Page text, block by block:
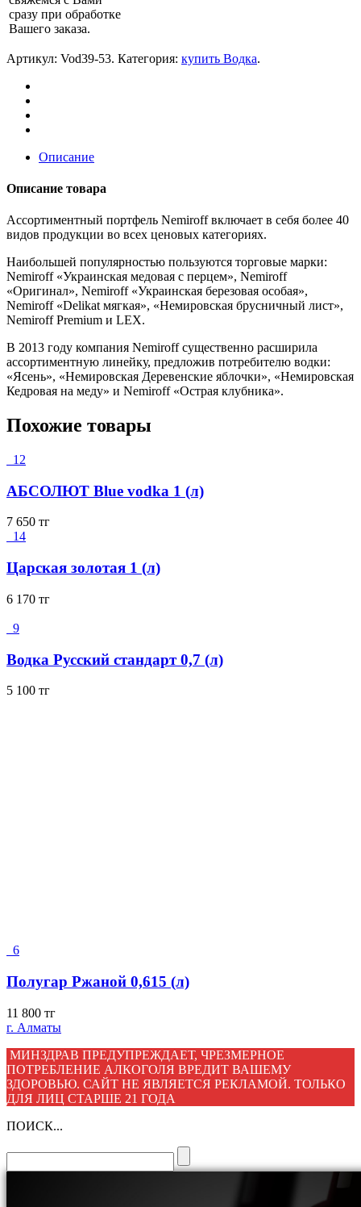
сразу при обработке
Вашего заказа.
Артикул: Vod39-53. Категория: купить Водка.
Описание
Описание товара
Ассортиментный портфель Nemiroff включает в себя более 40
видов продукции во всех ценовых категориях.
Наибольшей популярностью пользуются торговые марки:
Nemiroff «Украинская медовая с перцем», Nemiroff
«Оригинал», Nemiroff «Украинская березовая особая»,
Nemiroff «Delikat мягкая», «Немировская брусничный лист»,
Nemiroff Premium и LEX.
В 2013 году компания Nemiroff существенно расширила
ассортиментную линейку, предложив потребителю водки:
«Ясень», «Немировская Деревенские яблочки», «Немировская
Кедровая на меду» и Nemiroff «Острая клубника».
Похожие товары
12
АБСОЛЮТ Blue vodka 1 (л)
7 650 тг
14
Царская золотая 1 (л)
6 170 тг
9
Водка Русский стандарт 0,7 (л)
5 100 тг
6
Полугар Ржаной 0,615 (л)
11 800 тг
г. Алматы
МИНЗДРАВ ПРЕДУПРЕЖДАЕТ, ЧРЕЗМЕРНОЕ
ПОТРЕБЛЕНИЕ АЛКОГОЛЯ ВРЕДИТ ВАШЕМУ
ЗДОРОВЬЮ. САЙТ НЕ ЯВЛЯЕТСЯ РЕКЛАМОЙ. ТОЛЬКО
ДЛЯ ЛИЦ СТАРШЕ 21 ГОДА
ПОИСК...